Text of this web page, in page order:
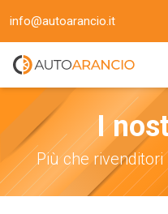
info@autoarancio.it
I
Più che